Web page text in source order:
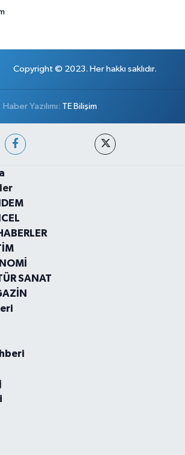
Copyright © 2023. Her hakkı saklıdır.
Haber Yazılımı: TE Bilişim
SANAT